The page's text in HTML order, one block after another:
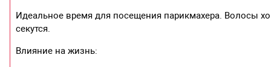
Идеальное время для посещения парикмахера. Волосы
секутся.
Влияние на жизнь: